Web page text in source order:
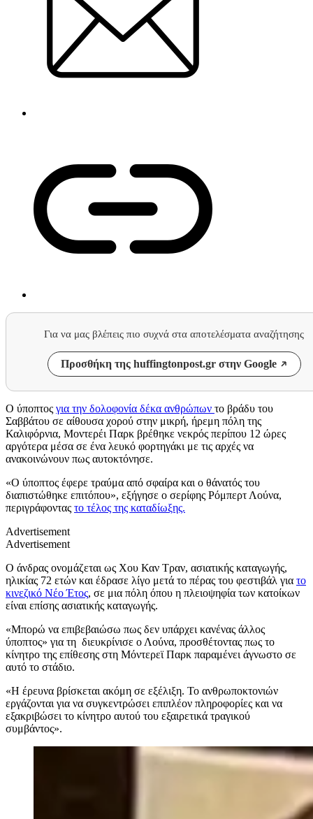
Για να μας βλέπεις πιο συχνά στα αποτελέσματα αναζήτησης
Προσθήκη της huffingtonpost.gr στην Google
Ο ύποπτος για την δολοφονία δέκα ανθρώπων το βράδυ του
Σαββάτου σε αίθουσα χορού στην μικρή, ήρεμη πόλη της
Καλιφόρνια, Μοντερέι Παρκ βρέθηκε νεκρός περίπου 12 ώρες
αργότερα μέσα σε ένα λευκό φορτηγάκι με τις αρχές να
ανακοινώνουν πως αυτοκτόνησε.
«Ο ύποπτος έφερε τραύμα από σφαίρα και ο θάνατός του
διαπιστώθηκε επιτόπου», εξήγησε ο σερίφης Ρόμπερτ Λούνα,
περιγράφοντας το τέλος της καταδίωξης.
Advertisement
Advertisement
Ο άνδρας ονομάζεται ως Χου Καν Τραν, ασιατικής καταγωγής,
ηλικίας 72 ετών και έδρασε λίγο μετά το πέρας του φεστιβάλ για το
κινεζικό Νέο Έτος, σε μια πόλη όπου η πλειοψηφία των κατοίκων
είναι επίσης ασιατικής καταγωγής.
«Μπορώ να επιβεβαιώσω πως δεν υπάρχει κανένας άλλος
ύποπτος» για τη διευκρίνισε ο Λούνα, προσθέτοντας πως το
κίνητρο της επίθεσης στη Μόντερεϊ Παρκ παραμένει άγνωστο σε
αυτό το στάδιο.
«Η έρευνα βρίσκεται ακόμη σε εξέλιξη. Το ανθρωποκτονιών
εργάζονται για να συγκεντρώσει επιπλέον πληροφορίες και να
εξακριβώσει το κίνητρο αυτού του εξαιρετικά τραγικού
συμβάντος».